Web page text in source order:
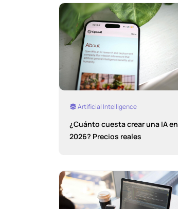
Artificial Intelligence
¿Cuánto cuesta crear una IA en
2026? Precios reales